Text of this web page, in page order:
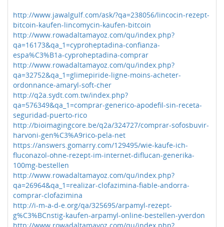
http://www.jawalgulf.com/ask/?qa=238056/lincocin-rezept-
bitcoin-kaufen-lincomycin-kaufen-bitcoin
http://www.rowadaltamayoz.com/qu/index.php?
qa=16173&qa_1=cyproheptadina-confianza-
espa%C3%B1a-cyproheptadina-comprar
http://www.rowadaltamayoz.com/qu/index.php?
qa=32752&qa_1=glimepiride-ligne-moins-acheter-
ordonnance-amaryl-soft-cher
http://q2a.sydt.com.tw/index.php?
qa=576349&qa_1=comprar-generico-apodefil-sin-receta-
seguridad-puerto-rico
http://bioimagingcore.be/q2a/324727/comprar-sofosbuvir-
harvoni-gen%C3%A9rico-pela-net
https://answers.gomarry.com/129495/wie-kaufe-ich-
fluconazol-ohne-rezept-im-internet-diflucan-generika-
100mg-bestellen
http://www.rowadaltamayoz.com/qu/index.php?
qa=26964&qa_1=realizar-clofazimina-fiable-andorra-
comprar-clofazimina
http://i-m-a-d-e.org/qa/325695/arpamyl-rezept-
g%C3%BCnstig-kaufen-arpamyl-online-bestellen-yverdon